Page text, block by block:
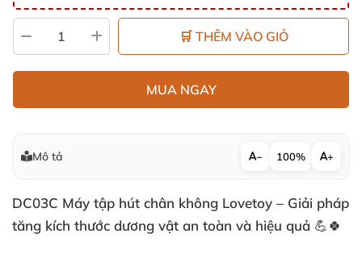
🛒 THÊM VÀO GIỎ
MUA NGAY
Mô tả − 100% +
DC03C Máy tập hút chân không Lovetoy – Giải pháp
tăng kích thước dương vật an toàn và hiệu quả 💪🍀